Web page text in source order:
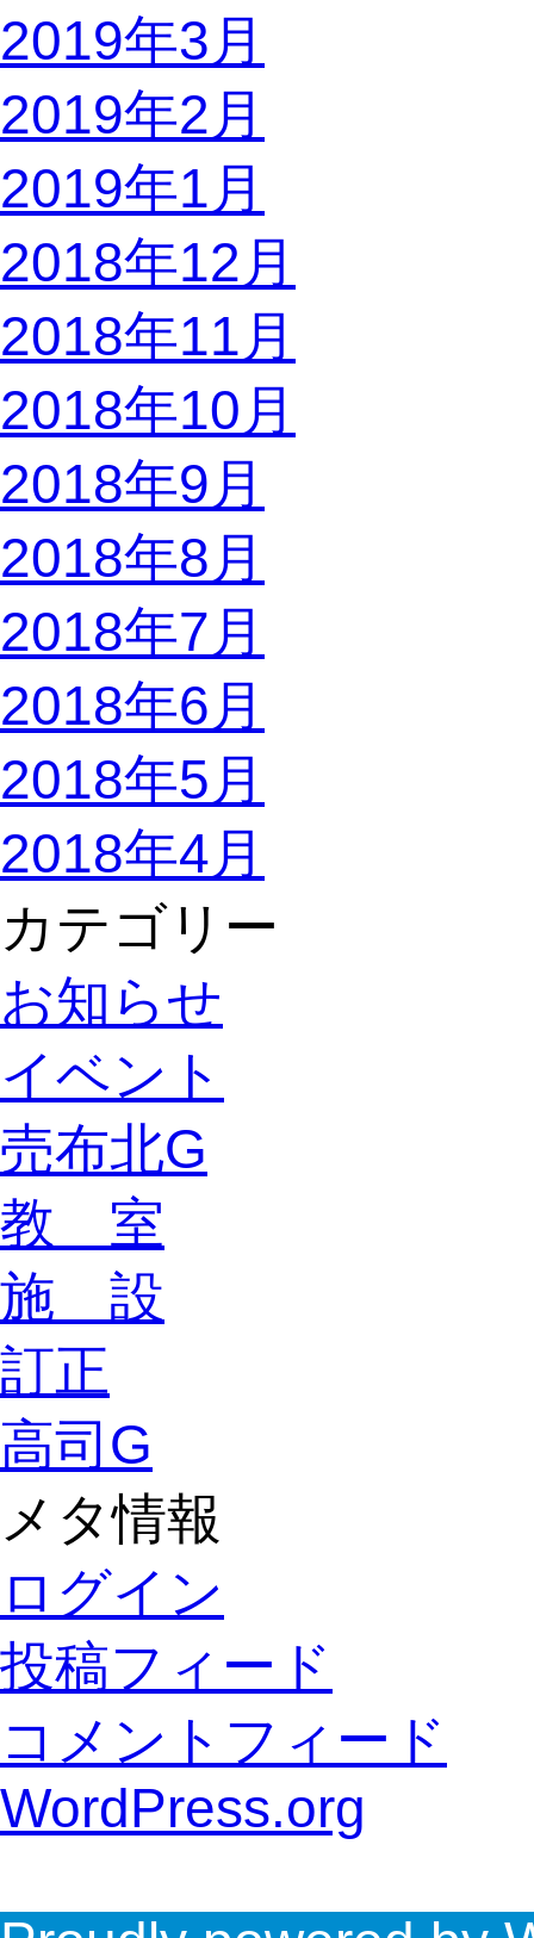
2019年3月
2019年2月
2019年1月
2018年12月
2018年11月
2018年10月
2018年9月
2018年8月
2018年7月
2018年6月
2018年5月
2018年4月
カテゴリー
お知らせ
イベント
売布北G
教 室
施 設
訂正
高司G
メタ情報
ログイン
投稿フィード
コメントフィード
WordPress.org